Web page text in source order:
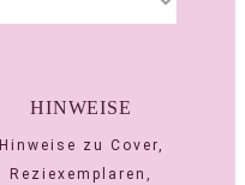
HINWEISE
Hinweise zu Cover,
Reziexemplaren,